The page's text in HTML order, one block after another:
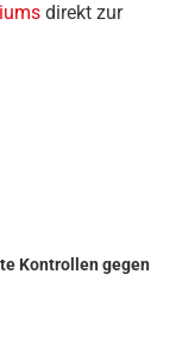
direkt zur
Kontrollen gegen